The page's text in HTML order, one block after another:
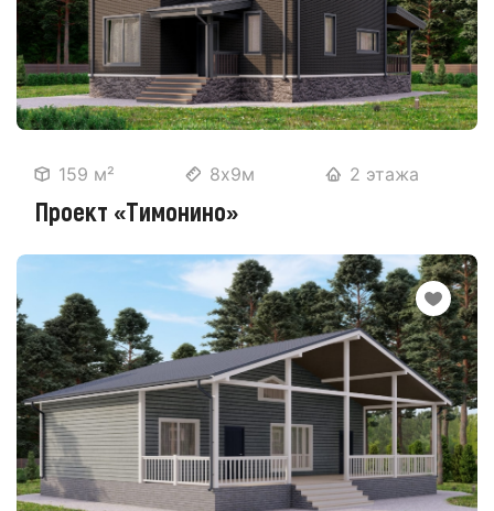
159 м² 8х9м 2 этажа
Проект «Тимонино»